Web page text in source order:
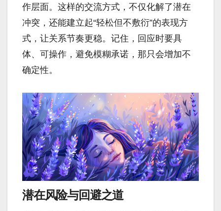
作层面。这样的交流方式，不仅化解了潜在
冲突，还能建立起“轻松但不敷衍”的表现方
式，让关系节奏更稳。记住，回应时要具
体、可操作，避免模糊承诺，那只会增加不
确定性。
潜在风险与回避之道